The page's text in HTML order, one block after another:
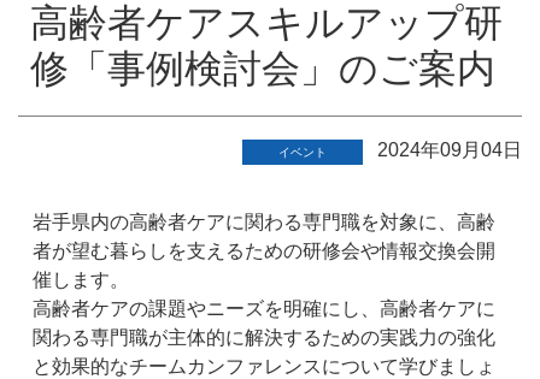
高齢者ケアスキルアップ研
修「事例検討会」のご案内
イベント 2024年09月04日
岩手県内の高齢者ケアに関わる専門職を対象に、高齢
者が望む暮らしを支えるための研修会や情報交換会開
催します。
高齢者ケアの課題やニーズを明確にし、高齢者ケアに
関わる専門職が主体的に解決するための実践力の強化
と効果的なチームカンファレンスについて学びましょ